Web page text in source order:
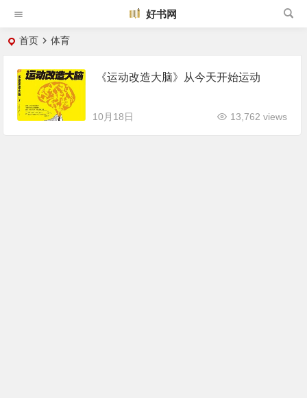
好书网
首页 体育
《运动改造大脑》从今天开始运动
10月18日 13,762 views